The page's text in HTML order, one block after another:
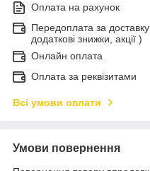
Оплата на рахунок
Передоплата за
додаткові знижки, акції )
Онлайн оплата
Оплата за реквізитами
Всі умови оплати
Умови повернення